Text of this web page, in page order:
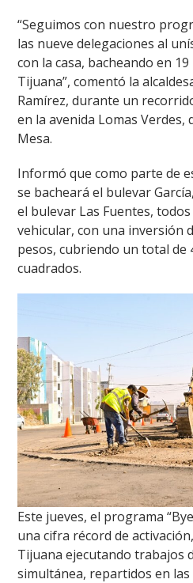
“Seguimos con nuestro
las nueve delegaciones al
con la casa, bacheando en
Tijuana”, comentó la
Ramírez, durante un
en la avenida Lomas Verdes,
Mesa.
Informó que como parte de
se bacheará el bulevar
el bulevar Las Fuentes,
vehicular, con una inversión
pesos, cubriendo un total de
cuadrados.
Este jueves, el programa
una cifra récord de
Tijuana ejecutando trabajos
simultánea, repartidos en las